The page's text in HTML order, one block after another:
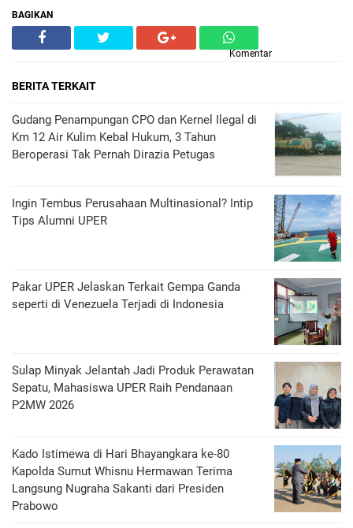
BAGIKAN
Komentar
BERITA TERKAIT
Gudang Penampungan CPO dan Kernel Ilegal di
Km 12 Air Kulim Kebal Hukum, 3 Tahun
Beroperasi Tak Pernah Dirazia Petugas
Ingin Tembus Perusahaan Multinasional? Intip
Tips Alumni UPER
Pakar UPER Jelaskan Terkait Gempa Ganda
seperti di Venezuela Terjadi di Indonesia
Sulap Minyak Jelantah Jadi Produk Perawatan
Sepatu, Mahasiswa UPER Raih Pendanaan
P2MW 2026
Kado Istimewa di Hari Bhayangkara ke-80
Kapolda Sumut Whisnu Hermawan Terima
Langsung Nugraha Sakanti dari Presiden
Prabowo